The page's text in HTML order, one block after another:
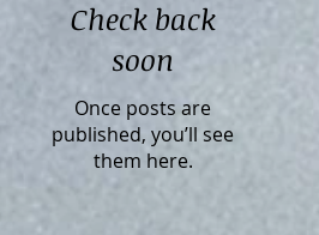
Check back
soon
Once posts are
published, you’ll see
them here.